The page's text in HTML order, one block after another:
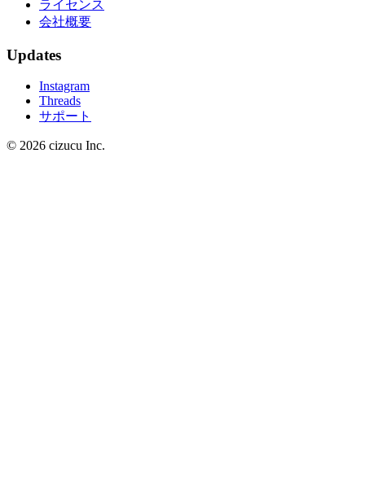
ライセンス
会社概要
Updates
Instagram
Threads
サポート
© 2026 cizucu Inc.